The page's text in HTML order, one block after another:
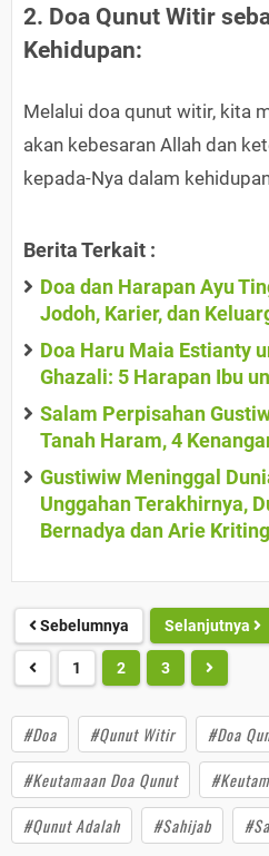
2. Doa Qunut Witir
Kehidupan:
Melalui doa qunut witir, kita
akan kebesaran Allah dan
kepada-Nya dalam
Berita Terkait :
Doa dan Harapan Ayu
Jodoh, Karier, dan
Doa Haru Maia Estianty
Ghazali: 5 Harapan Ibu
Salam Perpisahan
Tanah Haram, 4
Gustiwiw Meninggal
Unggahan Terakhirnya,
Bernadya dan Arie Kriting
Sebelumnya Selanjutnya
1 2 3
#Doa #Qunut Witir #Doa
#Keutamaan Doa Qunut
#Qunut Adalah
#Sahijab